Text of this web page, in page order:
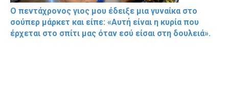
Ο πεντάχρονος γιος μου έδειξε μια γυναίκα στο
σούπερ μάρκετ και είπε: «Αυτή είναι η κυρία που
έρχεται στο σπίτι μας όταν εσύ είσαι στη δουλειά».